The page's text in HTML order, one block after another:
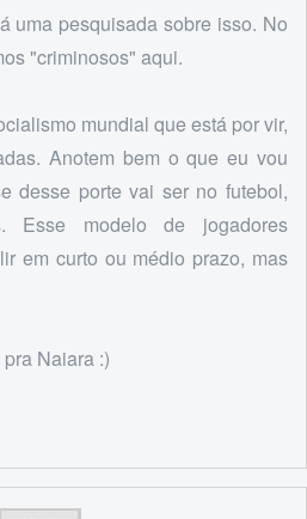
uma pesquisada sobre isso. No
"criminosos" aqui.
mundial que está por vir,
Anotem bem o que eu vou
desse porte vai ser no futebol,
Esse modelo de jogadores
em curto ou médio prazo, mas
Naiara :)